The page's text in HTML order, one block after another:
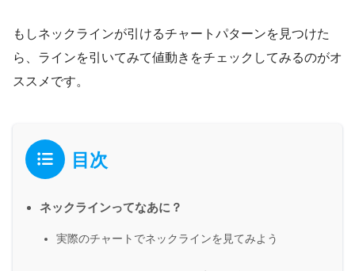
もしネックラインが引けるチャートパターンを見つけた
ら、ラインを引いてみて値動きをチェックしてみるのがオ
ススメです。
目次
ネックラインってなあに？
実際のチャートでネックラインを見てみよう